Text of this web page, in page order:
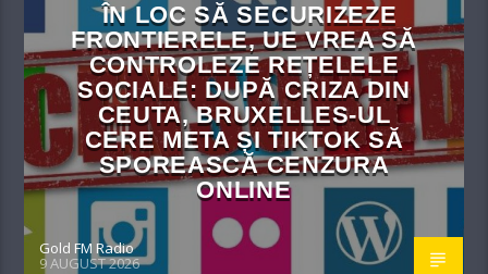
ÎN LOC SĂ SECURIZEZE
FRONTIERELE, UE VREA SĂ
CONTROLEZE REȚELELE
SOCIALE: DUPĂ CRIZA DIN
CEUTA, BRUXELLES-UL
CERE META ȘI TIKTOK SĂ
SPOREASCĂ CENZURA
ONLINE
Gold FM Radio
9 AUGUST 2026